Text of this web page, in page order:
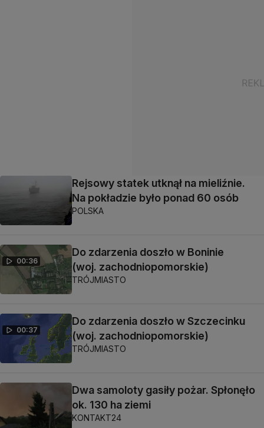
Rejsowy statek utknął na mieliźnie.
Na pokładzie było ponad 60 osób
POLSKA
00:36
Do zdarzenia doszło w Boninie
(woj. zachodniopomorskie)
TRÓJMIASTO
00:37
Do zdarzenia doszło w Szczecinku
(woj. zachodniopomorskie)
TRÓJMIASTO
Dwa samoloty gasiły pożar. Spłonęło
ok. 130 ha ziemi
KONTAKT24